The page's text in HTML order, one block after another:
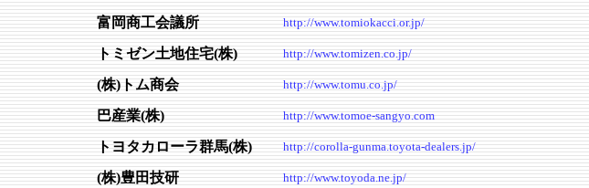
富岡商工会議所 http://www.tomiokacci.or.jp/
トミゼン土地住宅(株) http://www.tomizen.co.jp/
(株)トム商会 http://www.tomu.co.jp/
巴産業(株) http://www.tomoe-sangyo.com
トヨタカローラ群馬(株) http://corolla-gunma.toyota-dealers.jp/
(株)豊田技研 http://www.toyoda.ne.jp/